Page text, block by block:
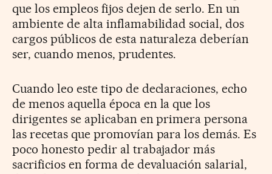
que los empleos fijos dejen de serlo. En un
ambiente de alta inflamabilidad social, dos
cargos públicos de esta naturaleza deberían
ser, cuando menos, prudentes.
Cuando leo este tipo de declaraciones, echo
de menos aquella época en la que los
dirigentes se aplicaban en primera persona
las recetas que promovían para los demás. Es
poco honesto pedir al trabajador más
sacrificios en forma de devaluación salarial,